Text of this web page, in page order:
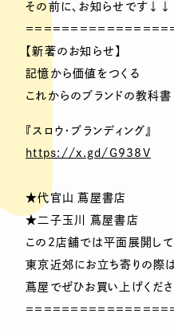
その前に、お知らせです
＝＝＝＝＝＝＝＝＝＝＝＝＝＝＝＝
【新著のお知らせ】
記憶から価値をつくる
これからのブランドの教科書
『スロウ・ブランディング』
https://x.gd/G938V
★代官山 蔦屋書店
★二子玉川 蔦屋書店
この2店舗では平面展開して
東京近郊にお立ち寄りの際
蔦屋でぜひお買い上げくださ
＝＝＝＝＝＝＝＝＝＝＝＝＝＝＝＝